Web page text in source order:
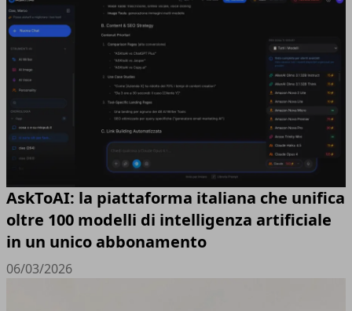
AskToAI: la piattaforma italiana che unifica
oltre 100 modelli di intelligenza artificiale
in un unico abbonamento
06/03/2026